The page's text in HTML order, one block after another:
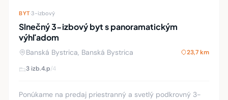
BYT·3-izbový
Slnečný 3-izbový byt s panoramatickým
výhľadom
Banská Bystrica, Banská Bystrica 23,7 km
3 izb.4.p/4
Ponúkame na predaj priestranný a svetlý podkrovný 3-